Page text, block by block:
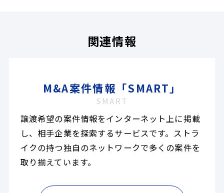
関連情報
M&A案件情報「SMART」
SMART
譲渡希望の案件情報をインターネット上に掲載
し、相手企業を探索するサービスです。ストラ
イクの持つ独自のネットワークで多くの案件を
取り揃えています。